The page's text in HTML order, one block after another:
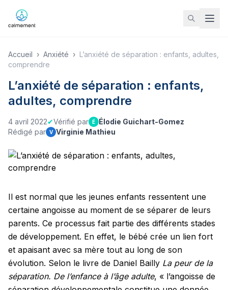
Accueil › Anxiété › L’anxiété de séparation : enfants, adultes,
comprendre
L’anxiété de séparation : enfants,
adultes, comprendre
4 avril 2022✔Vérifié par É
Élodie Guichart-Gomez
Rédigé par V Virginie Mathieu
Il est normal que les jeunes enfants ressentent une
certaine angoisse au moment de se séparer de leurs
parents. Ce processus fait partie des différents stades
de développement. En effet, le bébé crée un lien fort
et apaisant avec sa mère tout au long de son
évolution. Selon le livre de Daniel Bailly La peur de la
séparation. De l’enfance à l’âge adulte, « l’angoisse de